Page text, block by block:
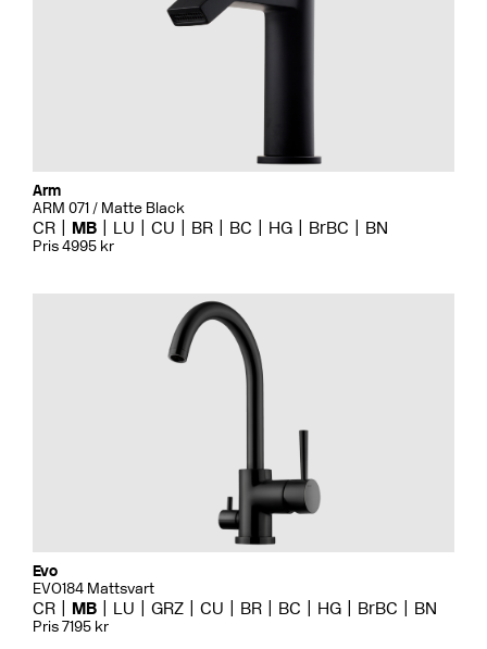
Arm
ARM 071 / Matte Black
CR MB LU CU BR BC HG BrBC BN
Pris 4995 kr
Evo
EVO184 Mattsvart
CR MB LU GRZ CU BR BC HG BrBC BN
Pris 7195 kr